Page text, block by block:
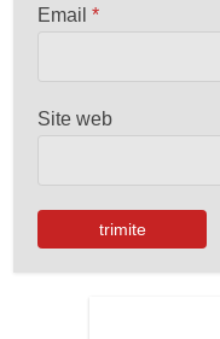
Email*
Site web